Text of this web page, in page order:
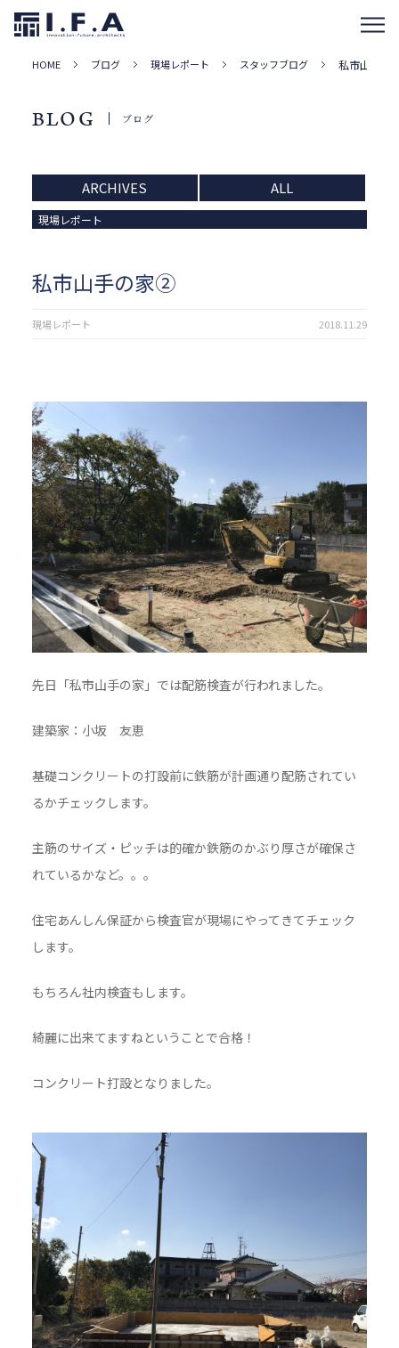
HOME ブログ 現場レポート スタッフブログ 私市山手の
BLOG ブログ
ARCHIVES ALL
現場レポート
私市山手の家②
現場レポート 2018.11.29
先日「私市山手の家」では配筋検査が行われました。
建築家：小坂 友恵
基礎コンクリートの打設前に鉄筋が計画通り配筋されてい
るかチェックします。
主筋のサイズ・ピッチは的確か鉄筋のかぶり厚さが確保さ
れているかなど。。。
住宅あんしん保証から検査官が現場にやってきてチェック
します。
もちろん社内検査もします。
綺麗に出来てますねということで合格！
コンクリート打設となりました。